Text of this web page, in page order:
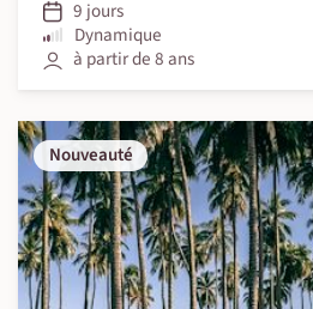
9 jours
Dynamique
à partir de 8 ans
Nouveauté